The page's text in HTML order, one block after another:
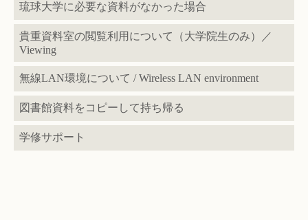
琉球大学に必要な資料がなかった場合
貴重資料室の閲覧利用について（大学院生のみ）／
Viewing
無線LAN環境について / Wireless LAN environment
図書館資料をコピーして持ち帰る
学修サポート